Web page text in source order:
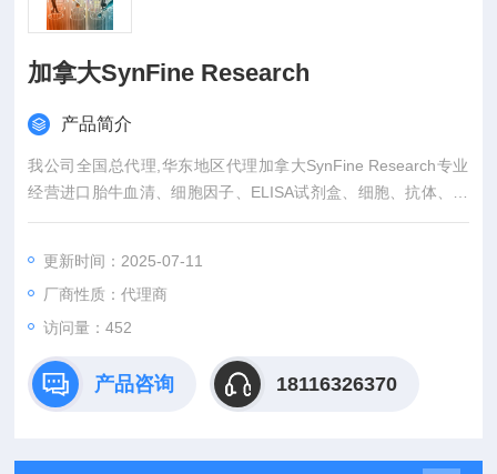
加拿大SynFine Research
产品简介
我公司全国总代理,华东地区代理加拿大SynFine Research专业
经营进口胎牛血清、细胞因子、ELISA试剂盒、细胞、抗体、生
物试剂、耗材、培养基、一抗、二抗、其产品吸附均匀，吸附性
更新时间：2025-07-11
厂商性质：代理商
访问量：452
产品咨询 18116326370